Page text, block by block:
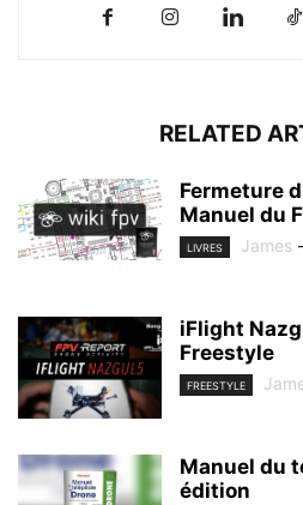
RELATED
Fermeture
Manuel du
LIVRES James -
iFlight
Freestyle
FREESTYLE
Manuel du
édition